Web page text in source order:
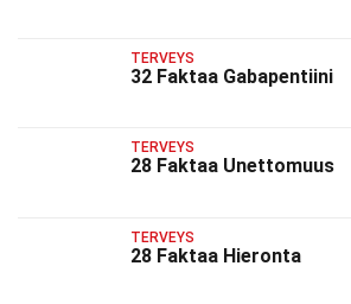
TERVEYS
32 Faktaa Gabapentiini
TERVEYS
28 Faktaa Unettomuus
TERVEYS
28 Faktaa Hieronta